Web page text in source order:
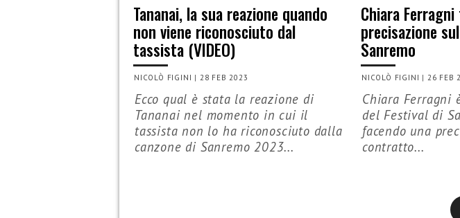
Tananai, la sua reazione quando
non viene riconosciuto dal
tassista (VIDEO)
NICOLÒ FIGINI | 28 FEB 2023
Ecco qual è stata la reazione di
Tananai nel momento in cui il
tassista non lo ha riconosciuto dalla
canzone di Sanremo 2023...
Chiara
precisazione
Sanremo
NICOLÒ FIGINI | 26 FEB
Chiara Ferragni
del Festival di
facendo una
contratto...